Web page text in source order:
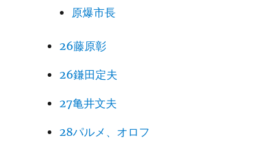
原爆市長
26藤原彰
26鎌田定夫
27亀井文夫
28パルメ、オロフ